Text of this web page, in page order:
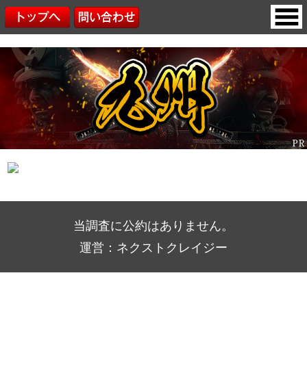
当調査に公約はありません。
運営：ネクストクレイジー